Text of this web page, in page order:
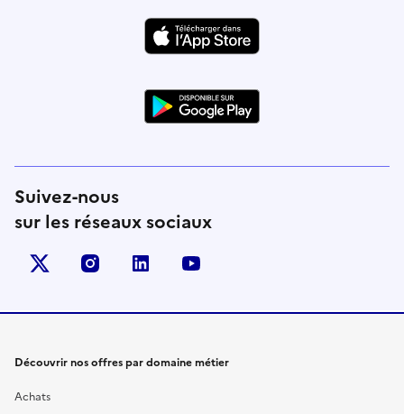
Suivez-nous
sur les réseaux sociaux
X (anciennement Twitter)
instagramlinkedin
Découvrir nos offres par domaine métier
Achats